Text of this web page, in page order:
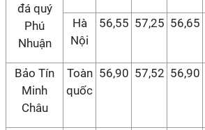
đá quý
Phú
Nhuận
Hà
Nội
56,55 57,25 56,65
Bảo Tín
Minh
Châu
Toàn
quốc
56,90 57,52 56,90